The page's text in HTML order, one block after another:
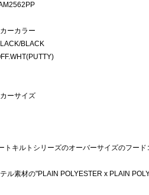
ーカラー
BLACK
ーサイズ
トキルトシリーズのオーバーサイズのフード
ル素材の"PLAIN POLYESTER x PLAIN